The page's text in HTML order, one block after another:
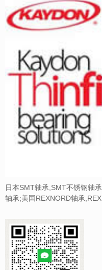
日本SMT轴承,SMT不锈钢轴
轴承;美国REXNORD轴承